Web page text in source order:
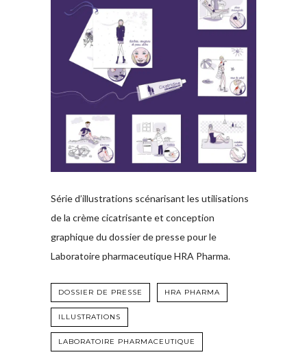
Série d’illustrations scénarisant les utilisations
de la crème cicatrisante et conception
graphique du dossier de presse pour le
Laboratoire pharmaceutique HRA Pharma.
DOSSIER DE PRESSE HRA PHARMA
ILLUSTRATIONS
LABORATOIRE PHARMACEUTIQUE